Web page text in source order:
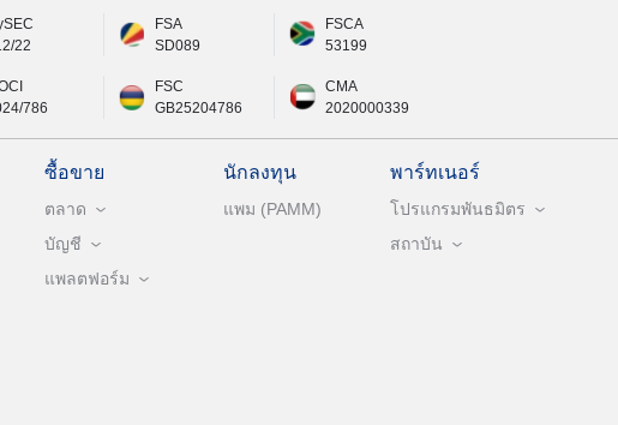
22
FSA
SD089
FSCA
53199
786
FSC
GB25204786
CMA
2020000339
ซื้อขาย
ตลาด
บัญชี
แพลตฟอร์ม
นักลงทุน
แพม (PAMM)
พาร์ทเนอร์
โปรแกรมพันธมิตร
สถาบัน